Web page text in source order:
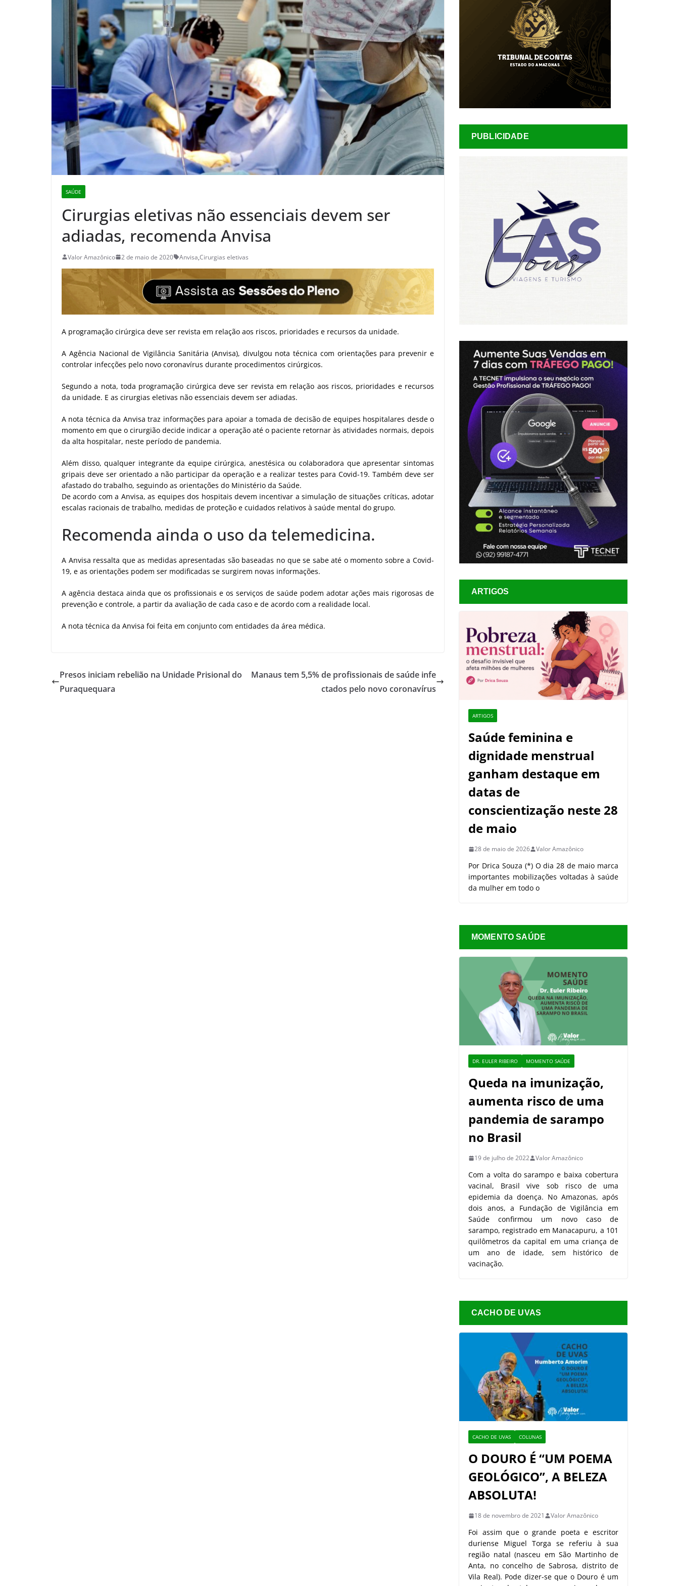
SAÚDE
Cirurgias eletivas não essenciais devem ser
adiadas, recomenda Anvisa
Valor Amazônico 2 de maio de 2020 Anvisa,Cirurgias eletivas
A programação cirúrgica deve ser revista em relação aos riscos, prioridades e recursos da unidade.
A Agência Nacional de Vigilância Sanitária (Anvisa), divulgou nota técnica com orientações para prevenir e
controlar infecções pelo novo coronavírus durante procedimentos cirúrgicos.
Segundo a nota, toda programação cirúrgica deve ser revista em relação aos riscos, prioridades e recursos
da unidade. E as cirurgias eletivas não essenciais devem ser adiadas.
A nota técnica da Anvisa traz informações para apoiar a tomada de decisão de equipes hospitalares desde o
momento em que o cirurgião decide indicar a operação até o paciente retornar às atividades normais, depois
da alta hospitalar, neste período de pandemia.
Além disso, qualquer integrante da equipe cirúrgica, anestésica ou colaboradora que apresentar sintomas
gripais deve ser orientado a não participar da operação e a realizar testes para Covid-19. Também deve ser
afastado do trabalho, seguindo as orientações do Ministério da Saúde.
De acordo com a Anvisa, as equipes dos hospitais devem incentivar a simulação de situações críticas, adotar
escalas racionais de trabalho, medidas de proteção e cuidados relativos à saúde mental do grupo.
Recomenda ainda o uso da telemedicina.
A Anvisa ressalta que as medidas apresentadas são baseadas no que se sabe até o momento sobre a Covid-
19, e as orientações podem ser modificadas se surgirem novas informações.
A agência destaca ainda que os profissionais e os serviços de saúde podem adotar ações mais rigorosas de
prevenção e controle, a partir da avaliação de cada caso e de acordo com a realidade local.
A nota técnica da Anvisa foi feita em conjunto com entidades da área médica.
Presos iniciam rebelião na Unidade Prisional do
Puraquequara
Manaus tem 5,5% de profissionais de saúde infe
ctados pelo novo coronavírus
PUBLICIDADE
ARTIGOS
ARTIGOS
Saúde feminina e
dignidade menstrual
ganham destaque em
datas de
conscientização neste 28
de maio
28 de maio de 2026 Valor Amazônico
Por Drica Souza (*) O dia 28 de maio marca
importantes mobilizações voltadas à saúde
da mulher em todo o
MOMENTO SAÚDE
DR. EULER RIBEIRO MOMENTO SAÚDE
Queda na imunização,
aumenta risco de uma
pandemia de sarampo
no Brasil
19 de julho de 2022 Valor Amazônico
Com a volta do sarampo e baixa cobertura
vacinal, Brasil vive sob risco de uma
epidemia da doença. No Amazonas, após
dois anos, a Fundação de Vigilância em
Saúde confirmou um novo caso de
sarampo, registrado em Manacapuru, a 101
quilômetros da capital em uma criança de
um ano de idade, sem histórico de
vacinação.
CACHO DE UVAS
CACHO DE UVAS COLUNAS
O DOURO É “UM POEMA
GEOLÓGICO”, A BELEZA
ABSOLUTA!
18 de novembro de 2021 Valor Amazônico
Foi assim que o grande poeta e escritor
duriense Miguel Torga se referiu à sua
região natal (nasceu em São Martinho de
Anta, no concelho de Sabrosa, distrito de
Vila Real). Pode dizer-se que o Douro é um